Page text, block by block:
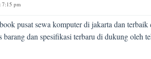
7:15 pm
pusat sewa komputer di jakarta dan
barang dan spesifikasi terbaru di dukung oleh